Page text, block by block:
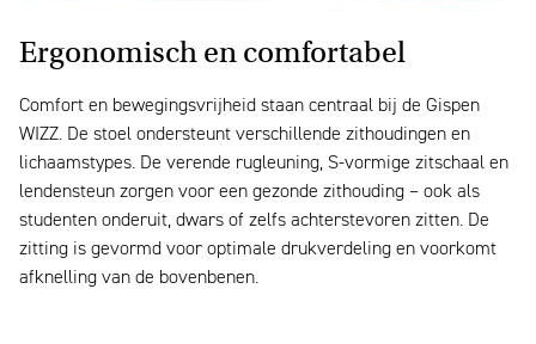
Ergonomisch en comfortabel
Comfort en bewegingsvrijheid staan centraal bij de Gispen
WIZZ. De stoel ondersteunt verschillende zithoudingen en
lichaamstypes. De verende rugleuning, S-vormige zitschaal en
lendensteun zorgen voor een gezonde zithouding – ook als
studenten onderuit, dwars of zelfs achterstevoren zitten. De
zitting is gevormd voor optimale drukverdeling en voorkomt
afknelling van de bovenbenen.